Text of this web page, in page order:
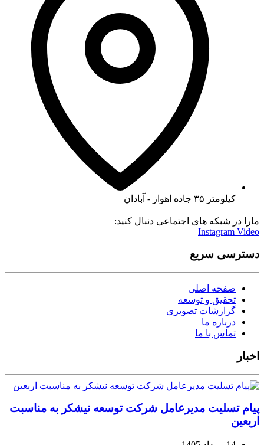
کیلومتر ۳۵ جاده اهواز - آبادان
مارا در شبکه های اجتماعی دنبال کنید:
Instagram Video
دسترسی سریع
صفحه اصلی
تحقیق و توسعه
گزارشات تصویری
درباره ما
تماس با ما
اخبار
پیام تسلیت مدیرعامل شرکت توسعه نیشکر به مناسبت
اربعین